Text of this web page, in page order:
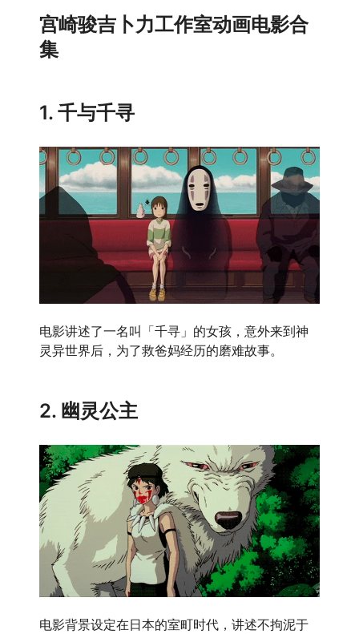
宫崎骏吉卜力工作室动画电影合
集
1. 千与千寻
电影讲述了一名叫「千寻」的女孩，意外来到神
灵异世界后，为了救爸妈经历的磨难故事。
2. 幽灵公主
电影背景设定在日本的室町时代，讲述不拘泥于